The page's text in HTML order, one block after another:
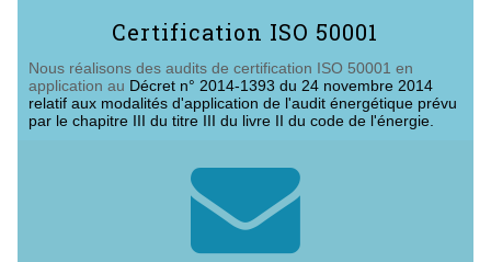
Certification ISO 50001
Nous réalisons des audits de certification ISO 50001 en
application au Décret n° 2014-1393 du 24 novembre 2014
relatif aux modalités d'application de l'audit énergétique prévu
par le chapitre III du titre III du livre II du code de l'énergie.
